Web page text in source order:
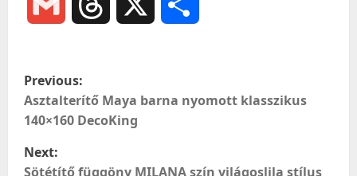
Gmail Threads
P
o
s
Previous:
Asztalterítő Maya barna nyomott klasszikus
140×160 DecoKing
Next:
Sötétítő függöny MILANA szín világoslila stílus